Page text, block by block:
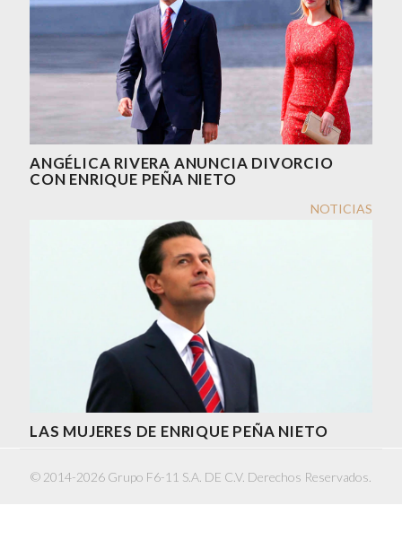
ANGÉLICA RIVERA ANUNCIA DIVORCIO
CON ENRIQUE PEÑA NIETO
NOTICIAS
LAS MUJERES DE ENRIQUE PEÑA NIETO
© 2014-2026 Grupo F6-11 S.A. DE C.V. Derechos Reservados.